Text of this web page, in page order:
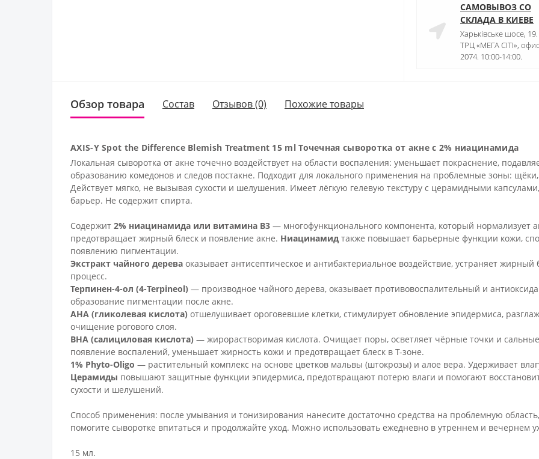
САМОВЫВОЗ СО
СКЛАДА В КИЕВЕ
Харьківське шосе, 19.
ТРЦ «МЕГА СІТІ», офис
2074. 10:00-14:00.
Обзор товара Состав Отзывов (0) Похожие товары
AXIS-Y Spot the Difference Blemish Treatment 15 ml Точечная сыворотка от акне с 2% ниацинамида
Локальная сыворотка от акне точечно воздействует на области воспаления: уменьшает покраснение,
образованию комедонов и следов постакне. Подходит для локального применения на проблемные зоны:
Действует мягко, не вызывая сухости и шелушения. Имеет лёгкую гелевую текстуру с церамидными
барьер. Не содержит спирта.
Содержит 2% ниацинамида или витамина B3 — многофункционального компонента, который нормализует
предотвращает жирный блеск и появление акне. Ниацинамид также повышает барьерные функции кожи,
появлению пигментации.
Экстракт чайного дерева оказывает антисептическое и антибактериальное воздействие, устраняет
процесс.
Терпинен-4-ол (4-Terpineol) — производное чайного дерева, оказывает противовоспалительный и
образование пигментации после акне.
AHA (гликолевая кислота) отшелушивает ороговевшие клетки, стимулирует обновление эпидермиса,
очищение рогового слоя.
BHA (салициловая кислота) — жирорастворимая кислота. Очищает поры, осветляет чёрные точки и
появление воспалений, уменьшает жирность кожи и предотвращает блеск в Т-зоне.
1% Phyto-Oligo — растительный комплекс на основе цветков мальвы (штокрозы) и алое вера. Удерживает
Церамиды повышают защитные функции эпидермиса, предотвращают потерю влаги и помогают
сухости и шелушений.
Способ применения: после умывания и тонизирования нанесите достаточно средства на проблемную
помогите сыворотке впитаться и продолжайте уход. Можно использовать ежедневно в утреннем и вечернем
15 мл.